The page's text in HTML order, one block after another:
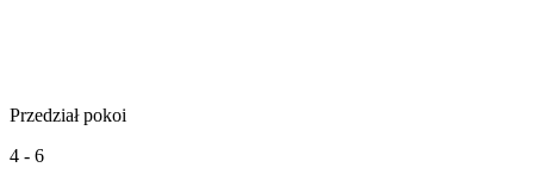
Przedział pokoi
4 - 6